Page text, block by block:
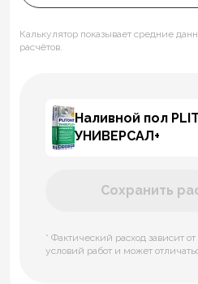
Калькулятор показывает средние
расчётов.
Наливной пол
УНИВЕРСАЛ+
Сохранить
* Фактический расход зависит
условий работ и может